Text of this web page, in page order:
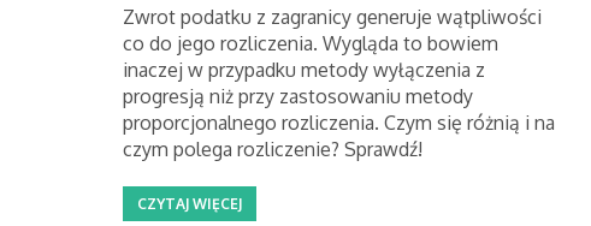
Zwrot podatku z zagranicy generuje wątpliwości
co do jego rozliczenia. Wygląda to bowiem
inaczej w przypadku metody wyłączenia z
progresją niż przy zastosowaniu metody
proporcjonalnego rozliczenia. Czym się różnią i na
czym polega rozliczenie? Sprawdź!
CZYTAJ WIĘCEJ